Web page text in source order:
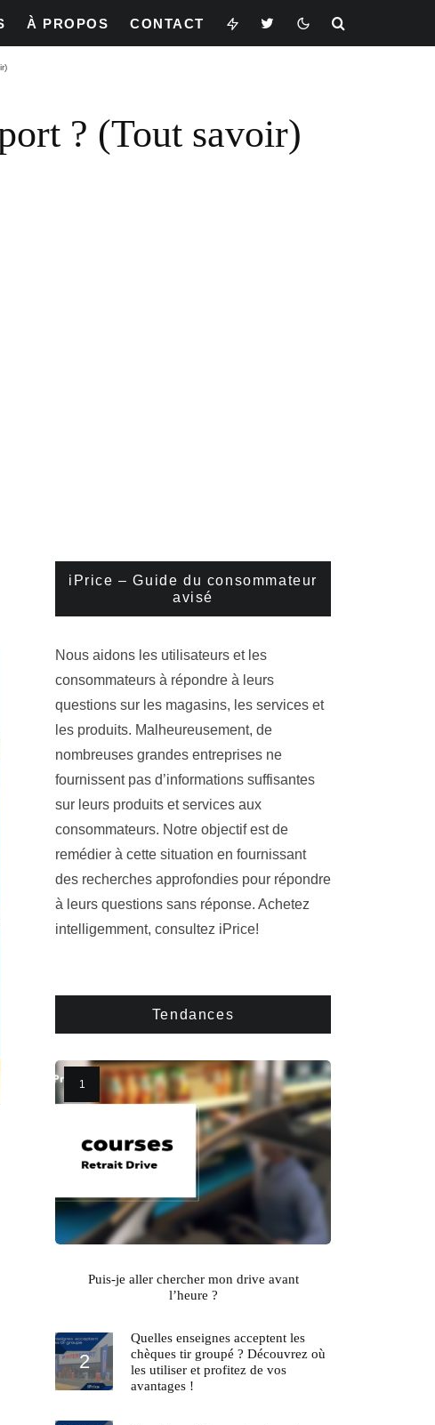
À PROPOS CONTACT
? (Tout savoir)
iPrice – Guide du consommateur
avisé
Nous aidons les utilisateurs et les
consommateurs à répondre à leurs
questions sur les magasins, les services et
les produits. Malheureusement, de
nombreuses grandes entreprises ne
fournissent pas d’informations suffisantes
sur leurs produits et services aux
consommateurs. Notre objectif est de
remédier à cette situation en fournissant
des recherches approfondies pour répondre
à leurs questions sans réponse. Achetez
intelligemment, consultez iPrice!
Tendances
Puis-je aller chercher mon drive avant
l’heure ?
Quelles enseignes acceptent les
chèques tir groupé ? Découvrez où
les utiliser et profitez de vos
avantages !